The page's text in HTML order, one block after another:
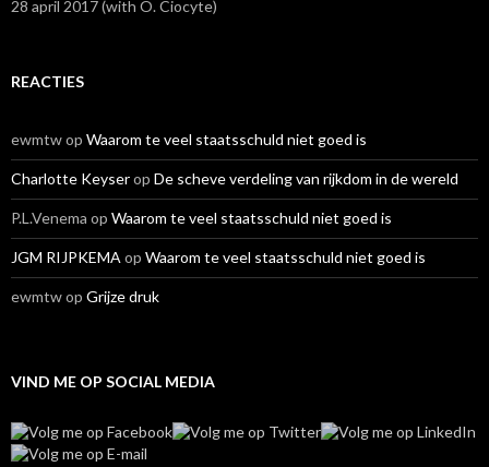
28 april 2017 (with O. Ciocyte)
REACTIES
ewmtwop Waarom te veel staatsschuld niet goed is
Charlotte Keyserop De scheve verdeling van rijkdom in de wereld
P.L.Venema op Waarom te veel staatsschuld niet goed is
JGM RIJPKEMA op Waarom te veel staatsschuld niet goed is
ewmtwop Grijze druk
VIND ME OP SOCIAL MEDIA